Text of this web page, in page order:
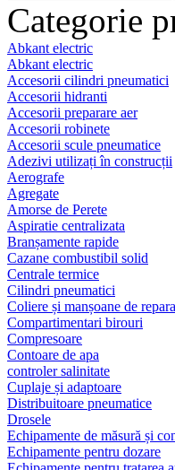
Categorie
Abkant electric
Abkant electric
Accesorii cilindri pneumatici
Accesorii hidranti
Accesorii preparare aer
Accesorii robinete
Accesorii scule pneumatice
Adezivi utilizați în construcții
Aerografe
Agregate
Amorse de Perete
Aspiratie centralizata
Branșamente rapide
Cazane combustibil solid
Centrale termice
Cilindri pneumatici
Coliere și manșoane de
Compartimentari birouri
Compresoare
Contoare de apa
controler salinitate
Cuplaje și adaptoare
Distribuitoare pneumatice
Drosele
Echipamente de măsură și
Echipamente pentru dozare